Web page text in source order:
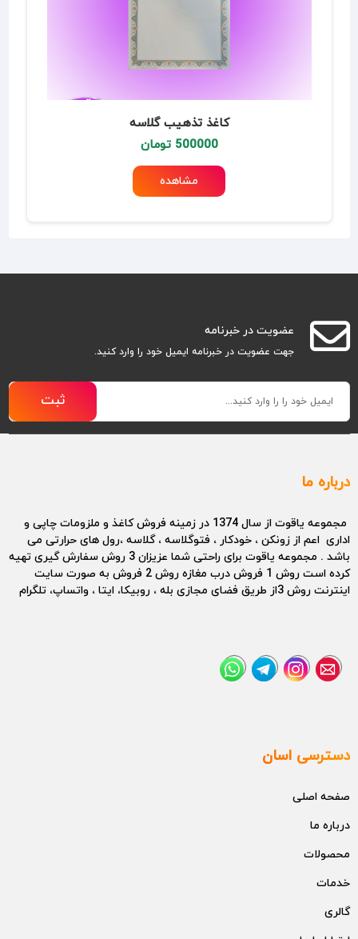
کاغذ تذهیب گلاسه
500000 تومان
مشاهده
عضویت در خبرنامه
جهت عضویت در خبرنامه ایمیل خود را وارد کنید.
ثبت
درباره ما
مجموعه یاقوت از سال 1374 در زمینه فروش کاغذ و ملزومات چاپی و
اداری اعم از زونکن ، خودکار ، فتوگلاسه ، گلاسه ،رول های حرارتی می
باشد . مجموعه یاقوت برای راحتی شما عزیزان 3 روش سفارش گیری تهیه
کرده است روش 1 فروش درب مغازه روش 2 فروش به صورت سایت
اینترنت روش 3از طریق فضای مجازی بله ، روبیکا، ایتا ، واتساپ، تلگرام
دسترسی اسان
صفحه اصلی
درباره ما
محصولات
خدمات
گالری